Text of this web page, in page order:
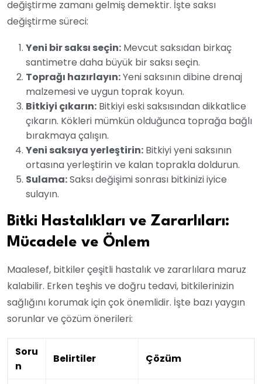
değiştirme zamanı gelmiş demektir. İşte saksı
değiştirme süreci:
Yeni bir saksı seçin: Mevcut saksıdan birkaç
santimetre daha büyük bir saksı seçin.
Toprağı hazırlayın:Yeni saksının dibine drenaj
malzemesi ve uygun toprak koyun.
Bitkiyi çıkarın: Bitkiyi eski saksısından dikkatlice
çıkarın. Kökleri mümkün olduğunca toprağa bağlı
bırakmaya çalışın.
Yeni saksıya yerleştirin: Bitkiyi yeni saksının
ortasına yerleştirin ve kalan toprakla doldurun.
Sulama:Saksı değişimi sonrası bitkinizi iyice
sulayın.
Bitki Hastalıkları ve Zararlıları:
Mücadele ve Önlem
Maalesef, bitkiler çeşitli hastalık ve zararlılara maruz
kalabilir. Erken teşhis ve doğru tedavi, bitkilerinizin
sağlığını korumak için çok önemlidir. İşte bazı yaygın
sorunlar ve çözüm önerileri:
Soru
n
Belirtiler Çözüm